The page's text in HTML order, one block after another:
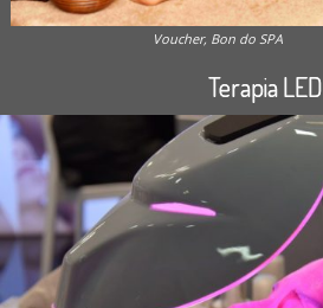
Voucher, Bon do SPA
Terapia LED